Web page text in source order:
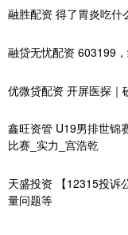
融胜配资 得了胃炎吃什
融贷无忧配资 603199
优微贷配资 开屏医探｜
鑫旺资管 U19男排世锦
比赛_实力_宫浩乾
天盛投资 【12315投诉
量问题等